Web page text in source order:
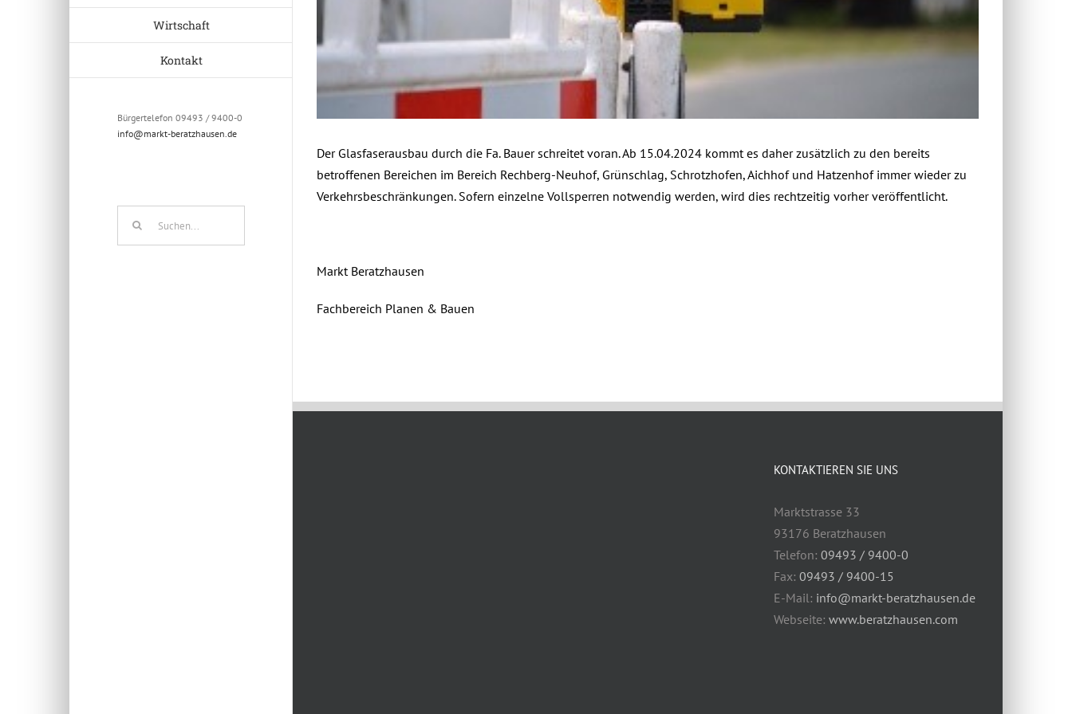
Wirtschaft
Kontakt
Bürgertelefon 09493 / 9400-0
info@markt-beratzhausen.de
Der Glasfaserausbau durch die Fa. Bauer schreitet voran. Ab 15.04.2024 kommt es daher zusätzlich zu den bereits
betroffenen Bereichen im Bereich Rechberg-Neuhof, Grünschlag, Schrotzhofen, Aichhof und Hatzenhof immer wieder zu
Verkehrsbeschränkungen. Sofern einzelne Vollsperren notwendig werden, wird dies rechtzeitig vorher veröffentlicht.
Markt Beratzhausen
Fachbereich Planen & Bauen
KONTAKTIEREN SIE UNS
Marktstrasse 33
93176 Beratzhausen
Telefon:09493 / 9400-0
Fax:09493 / 9400-15
E-Mail: info@markt-beratzhausen.de
Webseite:www.beratzhausen.com